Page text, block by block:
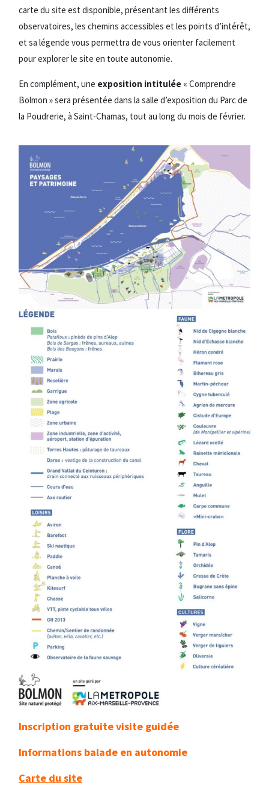
carte du site est disponible, présentant les différents
observatoires, les chemins accessibles et les points d’intérêt,
et sa légende vous permettra de vous orienter facilement
pour explorer le site en toute autonomie.
En complément, une exposition intitulée « Comprendre
Bolmon » sera présentée dans la salle d’exposition du Parc de
la Poudrerie, à Saint-Chamas, tout au long du mois de février.
Inscription gratuite visite guidée
Informations balade en autonomie
Carte du site